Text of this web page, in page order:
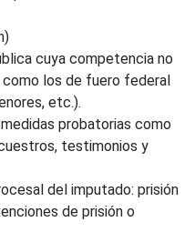
cuya competencia no
los de fuero federal
etc.).
probatorias como
testimonios y
del imputado: prisión
de prisión o